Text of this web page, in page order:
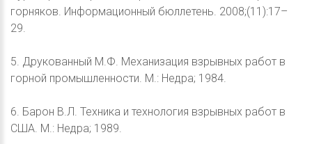
горняков. Информационный бюллетень. 2008;(11):17–
29.
5. Друкованный М.Ф. Механизация взрывных работ в
горной промышленности. М.: Недра; 1984.
6. Барон В.Л. Техника и технология взрывных работ в
США. М.: Недра; 1989.